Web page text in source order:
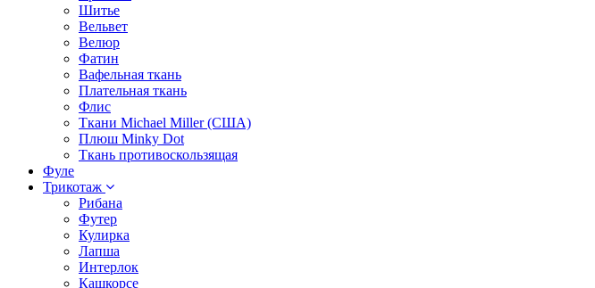
Шитье
Вельвет
Велюр
Фатин
Вафельная ткань
Плательная ткань
Флис
Ткани Michael Miller (США)
Плюш Minky Dot
Ткань противоскользящая
Фуле
Трикотаж
Рибана
Футер
Кулирка
Лапша
Интерлок
Кашкорсе